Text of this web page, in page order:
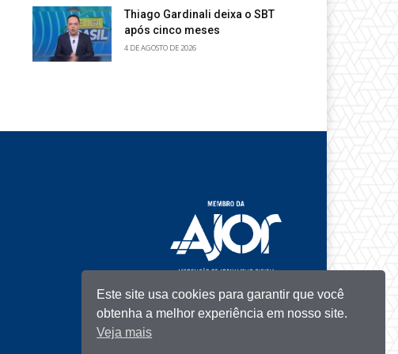
Thiago Gardinali deixa o SBT
após cinco meses
4 DE AGOSTO DE 2026
Este site usa cookies para garantir que você
obtenha a melhor experiência em nosso site.
Veja mais